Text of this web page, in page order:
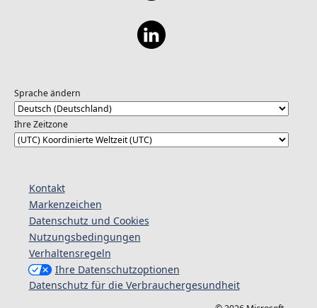
Sprache ändern
Ihre Zeitzone
Kontakt
Markenzeichen
Datenschutz und Cookies
Nutzungsbedingungen
Verhaltensregeln
Ihre Datenschutzoptionen
Datenschutz für die Verbrauchergesundheit